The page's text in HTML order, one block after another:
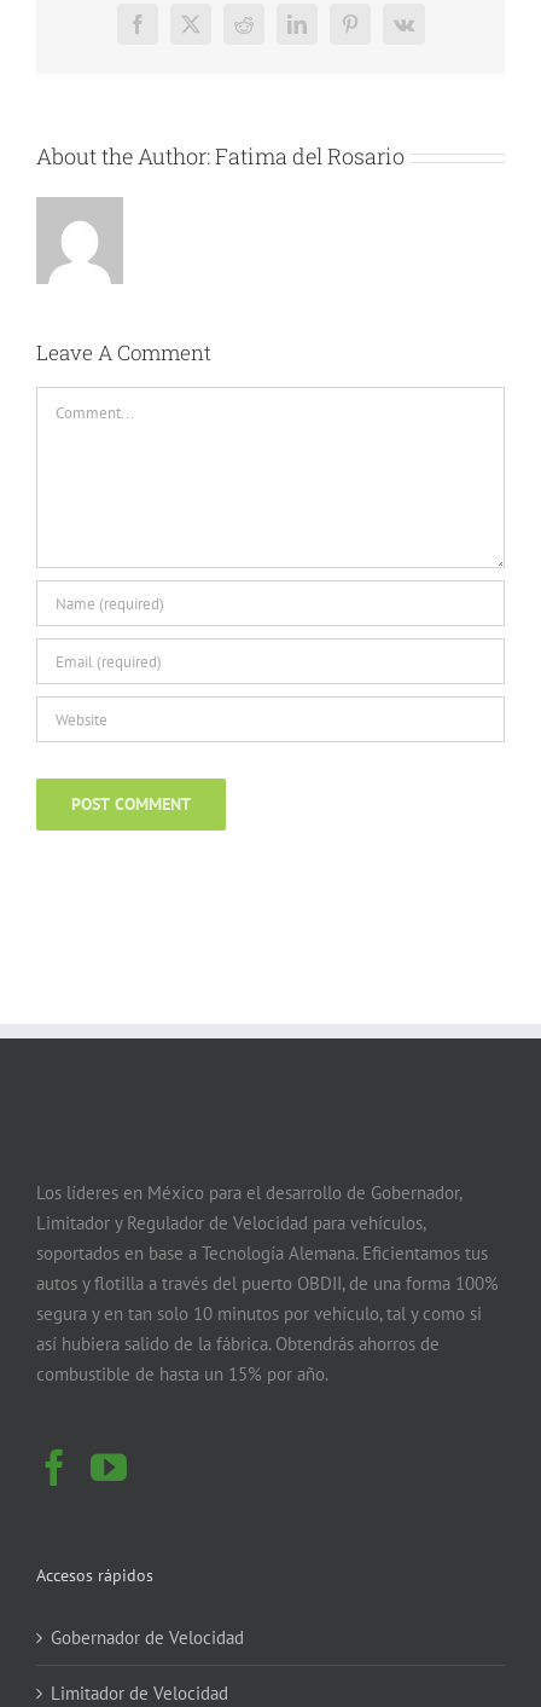
Facebook
X RedditLinkedInPinterest
Vk
About the Author:Fatima del Rosario
Leave A Comment
Los líderes en México para el desarrollo de Gobernador,
Limitador y Regulador de Velocidad para vehículos,
soportados en base a Tecnología Alemana. Eficientamos tus
autos y flotilla a través del puerto OBDII, de una forma 100%
segura y en tan solo 10 minutos por vehículo, tal y como si
así hubiera salido de la fábrica. Obtendrás ahorros de
combustible de hasta un 15% por año.
Accesos rápidos
Gobernador de Velocidad
Limitador de Velocidad